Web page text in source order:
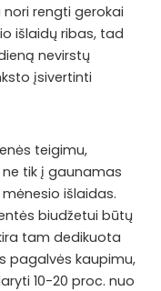
rengti gerokai
išlaidų ribas, tad
nevirstų
įsivertinti
teigimu,
tik į gaunamas
išlaidas.
biudžetui būtų
tam dedikuota
pagalvės kaupimu,
10-20 proc. nuo